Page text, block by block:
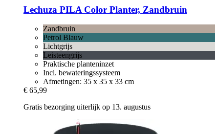
Lechuza PILA Color Planter, Zandbruin
Zandbruin
Petrol Blauw
Lichtgrijs
Leisteengrijs
Praktische planteninzet
Incl. bewateringssysteem
Afmetingen: 35 x 35 x 33 cm
€ 65,99
Gratis bezorging uiterlijk op 13. augustus